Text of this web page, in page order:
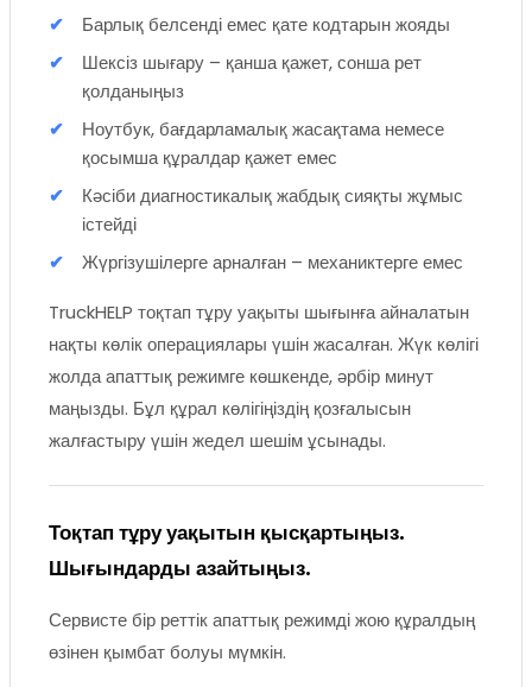
Барлық белсенді емес қате кодтарын жояды
Шексіз шығару – қанша қажет, сонша рет
қолданыңыз
Ноутбук, бағдарламалық жасақтама немесе
қосымша құралдар қажет емес
Кәсіби диагностикалық жабдық сияқты жұмыс
істейді
Жүргізушілерге арналған – механиктерге емес
TruckHELP тоқтап тұру уақыты шығынға айналатын
нақты көлік операциялары үшін жасалған. Жүк көлігі
жолда апаттық режимге көшкенде, әрбір минут
маңызды. Бұл құрал көлігіңіздің қозғалысын
жалғастыру үшін жедел шешім ұсынады.
Тоқтап тұру уақытын қысқартыңыз.
Шығындарды азайтыңыз.
Сервисте бір реттік апаттық режимді жою құралдың
өзінен қымбат болуы мүмкін.